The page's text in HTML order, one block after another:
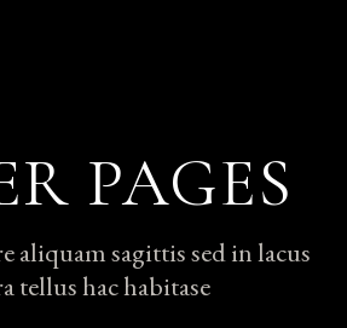
PAGES
aliquam sagittis sed in lacus
tellus hac habitase